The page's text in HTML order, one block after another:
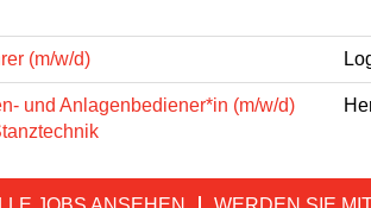
(m/w/d)
und Anlagenbediener*in (m/w/d)